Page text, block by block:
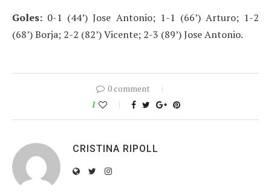
Goles: 0-1 (44’) Jose Antonio; 1-1 (66’) Arturo; 1-2
(68’) Borja; 2-2 (82’) Vicente; 2-3 (89’) Jose Antonio.
0 comment
1
CRISTINA RIPOLL